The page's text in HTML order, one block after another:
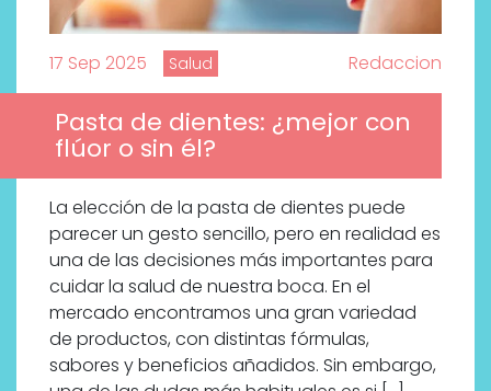
17 Sep 2025 Salud Redaccion
Pasta de dientes: ¿mejor con
flúor o sin él?
La elección de la pasta de dientes puede
parecer un gesto sencillo, pero en realidad es
una de las decisiones más importantes para
cuidar la salud de nuestra boca. En el
mercado encontramos una gran variedad
de productos, con distintas fórmulas,
sabores y beneficios añadidos. Sin embargo,